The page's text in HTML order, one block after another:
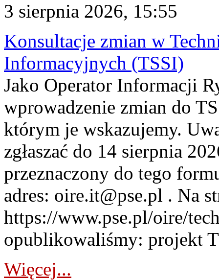
3 sierpnia 2026, 15:55
Konsultacje zmian w
Informacyjnych (TSSI)
Jako Operator Informacji
wprowadzenie zmian do
którym je wskazujemy.
zgłaszać do 14 sierpnia
przeznaczony do tego
adres: oire.it@pse.pl . Na
https://www.pse.pl/oire/
opublikowaliśmy: projekt
Więcej...